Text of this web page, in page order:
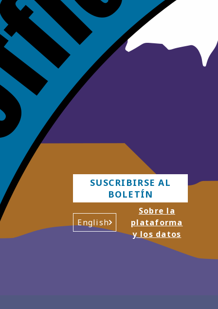
SUSCRIBIRSE AL
BOLETÍN
English
Sobre la
plataforma
y los datos